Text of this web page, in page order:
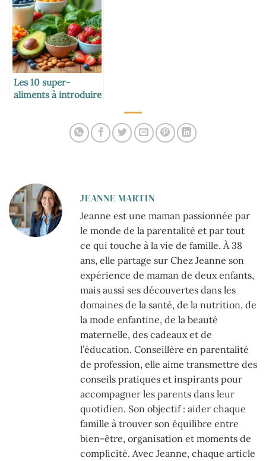
Les 10 super-
aliments à introduire
JEANNE MARTIN
Jeanne est une maman passionnée par
le monde de la parentalité et par tout
ce qui touche à la vie de famille. À 38
ans, elle partage sur Chez Jeanne son
expérience de maman de deux enfants,
mais aussi ses découvertes dans les
domaines de la santé, de la nutrition, de
la mode enfantine, de la beauté
maternelle, des cadeaux et de
l’éducation. Conseillère en parentalité
de profession, elle aime transmettre des
conseils pratiques et inspirants pour
accompagner les parents dans leur
quotidien. Son objectif : aider chaque
famille à trouver son équilibre entre
bien-être, organisation et moments de
complicité. Avec Jeanne, chaque article